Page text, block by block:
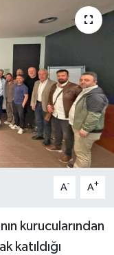
A- A+
kurucularından
katıldığı